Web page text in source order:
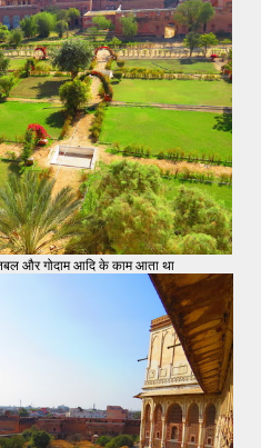
और गोदाम आदि के काम आता था